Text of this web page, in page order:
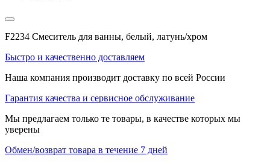
F2234 Смеситель для ванны, белый, латунь/хром
Быстро и качественно доставляем
Наша компания производит доставку по всей России
Гарантия качества и сервисное обслуживание
Мы предлагаем только те товары, в качестве которых мы
уверены
Обмен/возврат товара в течение 7 дней